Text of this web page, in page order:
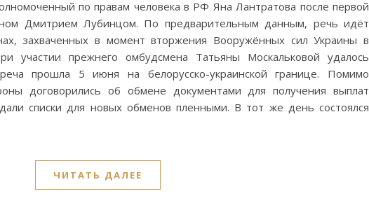
по правам человека в РФ Яна Лантратова после первой
Дмитрием Лубинцом. По предварительным данным, речь идёт
захваченных в момент вторжения Вооружённых сил Украины в
участии прежнего омбудсмена Татьяны Москальковой удалось
прошла 5 июня на белорусско-украинской границе. Помимо
договорились об обмене документами для получения выплат
списки для новых обменов пленными. В тот же день состоялся
ЧИТАТЬ ДАЛЕЕ